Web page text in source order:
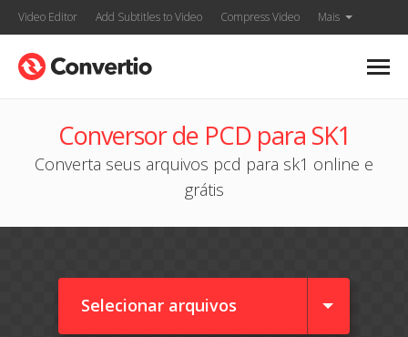
Video Editor Add Subtitles to Video Compress Video Mais
Conversor de PCD para SK1
Converta seus arquivos pcd para sk1 online e
grátis
Selecionar arquivos